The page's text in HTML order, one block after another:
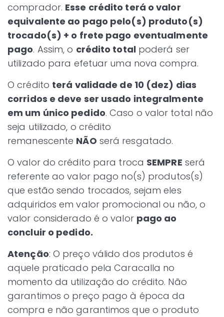
comprador. Esse crédito terá o valor
equivalente ao pago pelo(s) produto(s)
trocado(s) + o frete pago eventualmente
pago. Assim, o crédito totalpoderá ser
utilizado para efetuar uma nova compra.
O crédito terá validade de 10 (dez) dias
corridos e deve ser usado integralmente
em um único pedido. Caso o valor total não
seja utilizado, o crédito
remanescente NÃO será resgatado.
O valor do crédito para troca SEMPRE será
referente ao valor pago no(s) produtos(s)
que estão sendo trocados, sejam eles
adquiridos em valor promocional ou não, o
valor considerado é o valor pago ao
concluir o pedido.
Atenção: O preço válido dos produtos é
aquele praticado pela Caracalla no
momento da utilização do crédito. Não
garantimos o preço pago à época da
compra e não garantimos que o produto